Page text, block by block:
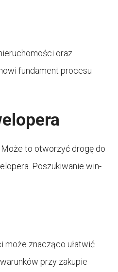
oraz
fundament procesu
to otworzyć drogę do
Poszukiwanie win-
może znacząco ułatwić
przy zakupie